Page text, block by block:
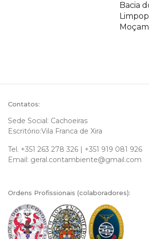
Bacia
Contatos:
Sede Social: Cachoeiras
Escritório:Vila Franca de Xira
Tel. +351 263 278 326
+351 919 081 926
Email: geral.contambiente@gmail.com
Ordens Profissionais (colaboradores):